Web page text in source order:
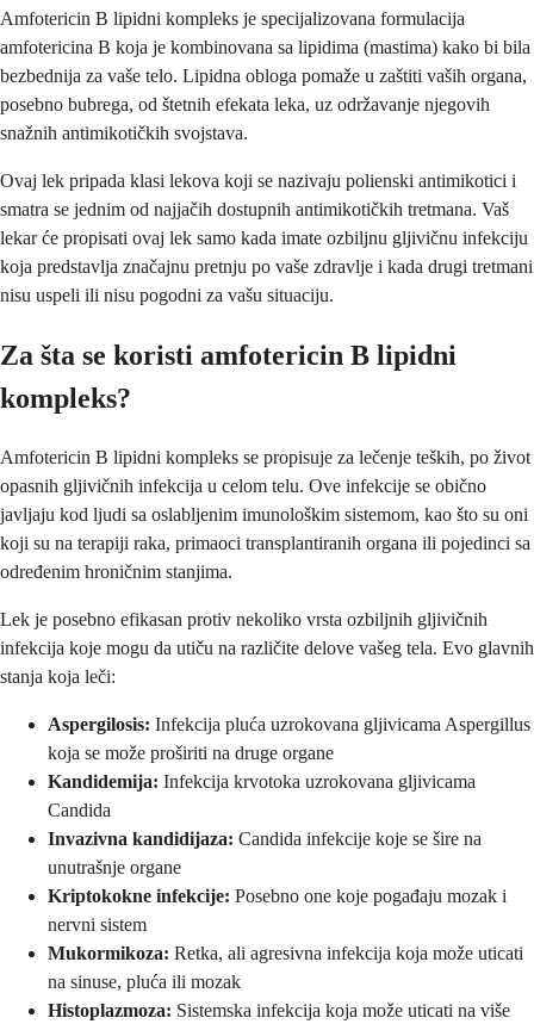
Amfotericin B lipidni kompleks je specijalizovana formulacija
amfotericina B koja je kombinovana sa lipidima (mastima) kako bi bila
bezbednija za vaše telo. Lipidna obloga pomaže u zaštiti vaših organa,
posebno bubrega, od štetnih efekata leka, uz održavanje njegovih
snažnih antimikotičkih svojstava.
Ovaj lek pripada klasi lekova koji se nazivaju polienski antimikotici i
smatra se jednim od najjačih dostupnih antimikotičkih tretmana. Vaš
lekar će propisati ovaj lek samo kada imate ozbiljnu gljivičnu infekciju
koja predstavlja značajnu pretnju po vaše zdravlje i kada drugi tretmani
nisu uspeli ili nisu pogodni za vašu situaciju.
Za šta se koristi amfotericin B lipidni
kompleks?
Amfotericin B lipidni kompleks se propisuje za lečenje teških, po život
opasnih gljivičnih infekcija u celom telu. Ove infekcije se obično
javljaju kod ljudi sa oslabljenim imunološkim sistemom, kao što su oni
koji su na terapiji raka, primaoci transplantiranih organa ili pojedinci sa
određenim hroničnim stanjima.
Lek je posebno efikasan protiv nekoliko vrsta ozbiljnih gljivičnih
infekcija koje mogu da utiču na različite delove vašeg tela. Evo glavnih
stanja koja leči:
Aspergilosis: Infekcija pluća uzrokovana gljivicama Aspergillus
koja se može proširiti na druge organe
Kandidemija: Infekcija krvotoka uzrokovana gljivicama
Candida
Invazivna kandidijaza: Candida infekcije koje se šire na
unutrašnje organe
Kriptokokne infekcije: Posebno one koje pogađaju mozak i
nervni sistem
Mukormikoza: Retka, ali agresivna infekcija koja može uticati
na sinuse, pluća ili mozak
Histoplazmoza: Sistemska infekcija koja može uticati na više